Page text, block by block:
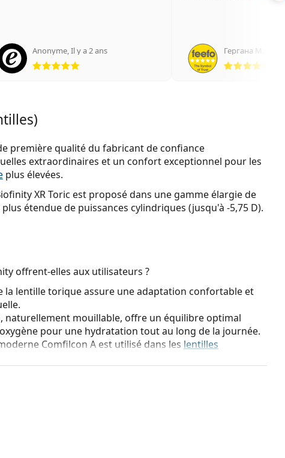
Anonyme,Il y a 2 ans
évaluation 5 sur 5
Гергана М.
première qualité du fabricant de confiance
extraordinaires et un confort exceptionnel pour les
plus élevées.
XR Toric est proposé dans une gamme élargie de
étendue de puissances cylindriques (jusqu'à -5,75 D).
offrent-elles aux utilisateurs ?
la lentille torique assure une adaptation confortable et
naturellement mouillable, offre un équilibre optimal
pour une hydratation tout au long de la journée.
Comfilcon A est utilisé dans les lentilles